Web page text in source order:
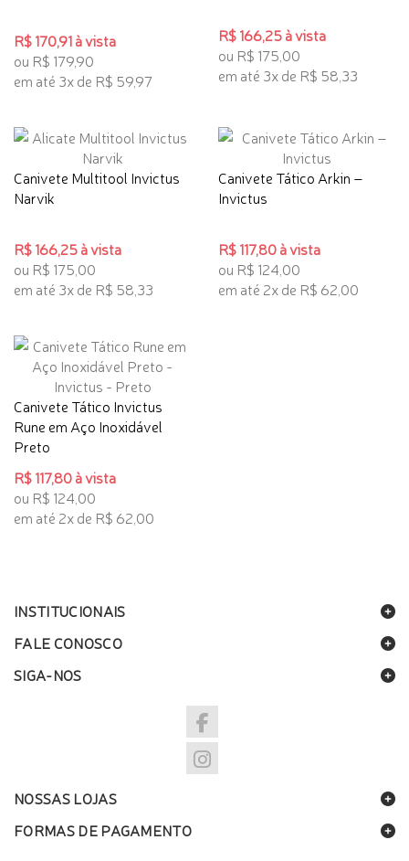
R$ 170,91 à vista
ou R$ 179,90
em até 3x de R$ 59,97
R$ 166,25 à vista
ou R$ 175,00
em até 3x de R$ 58,33
Canivete Multitool Invictus
Narvik
R$ 166,25 à vista
ou R$ 175,00
em até 3x de R$ 58,33
Canivete Tático Arkin –
Invictus
R$ 117,80 à vista
ou R$ 124,00
em até 2x de R$ 62,00
Canivete Tático Invictus
Rune em Aço Inoxidável
Preto
R$ 117,80 à vista
ou R$ 124,00
em até 2x de R$ 62,00
INSTITUCIONAIS
FALE CONOSCO
SIGA-NOS
NOSSAS LOJAS
FORMAS DE PAGAMENTO